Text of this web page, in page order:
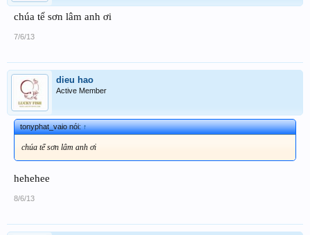
chúa tể sơn lâm anh ơi
7/6/13
dieu hao
Active Member
tonyphat_vaio nói:↑
chúa tể sơn lâm anh ơi
hehehee
8/6/13